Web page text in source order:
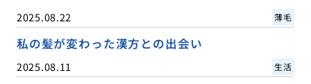
2025.08.22 薄毛
私の髪が変わった漢方との出会い
2025.08.11 生活